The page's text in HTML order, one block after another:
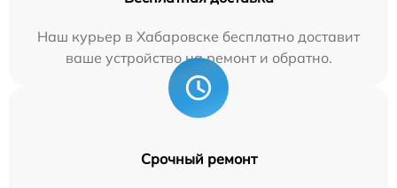
Наш курьер в Хабаровске бесплатно доставит
ваше устройство на ремонт и обратно.
Срочный ремонт